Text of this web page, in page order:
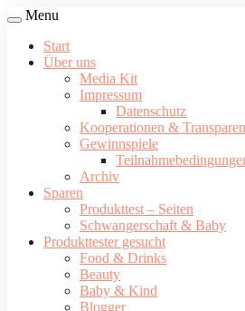
Menu
Start
Über uns
Media Kit
Impressum
Datenschutz
Kooperationen &
Gewinnspiele
Archiv
Sparen
Produkttest – Seiten
Schwangerschaft & Baby
Produkttester gesucht
Food & Drinks
Beauty
Baby & Kind
Blogger